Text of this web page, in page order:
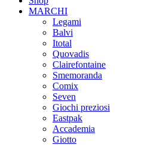
MARCHI
Legami
Balvi
Itotal
Quovadis
Clairefontaine
Smemoranda
Comix
Seven
Giochi preziosi
Eastpak
Accademia
Giotto